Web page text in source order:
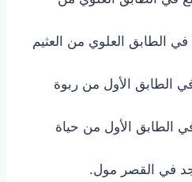
الطابق العلوي من العثيم
الطابق الأول من ربوة
الطابق الأول من حياة
في القصر مول.